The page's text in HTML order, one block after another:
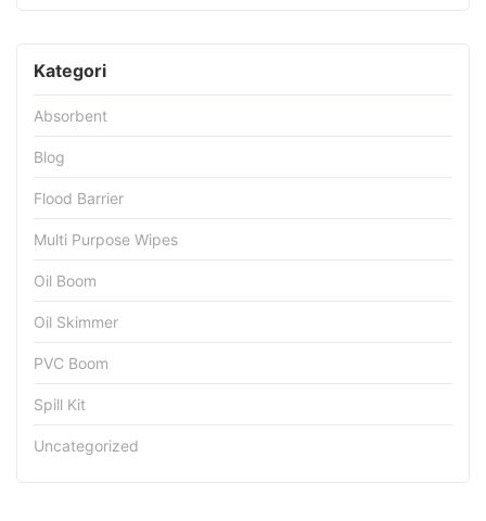
Kategori
Absorbent
Blog
Flood Barrier
Multi Purpose Wipes
Oil Boom
Oil Skimmer
PVC Boom
Spill Kit
Uncategorized